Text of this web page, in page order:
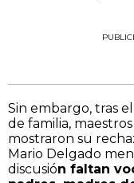
Sin embargo, tras
de familia,
mostraron su
Mario Delgado
discusión faltan